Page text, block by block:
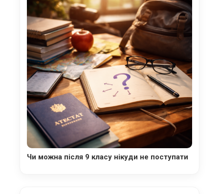
Чи можна після 9 класу нікуди не поступати